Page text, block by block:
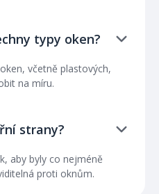
typy oken?
včetně plastových,
na míru.
strany?
aby byly co nejméně
proti oknům.